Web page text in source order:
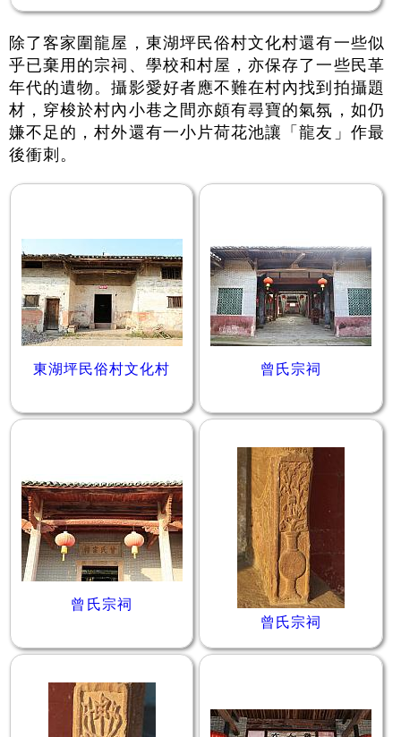
除了客家圍龍屋，東湖坪民俗村文化村還有一些似
乎已棄用的宗祠、學校和村屋，亦保存了一些民革
年代的遺物。攝影愛好者應不難在村內找到拍攝題
材，穿梭於村內小巷之間亦頗有尋寶的氣氛，如仍
嫌不足的，村外還有一小片荷花池讓「龍友」作最
後衝刺。
東湖坪民俗村文化村 曾氏宗祠
曾氏宗祠
曾氏宗祠